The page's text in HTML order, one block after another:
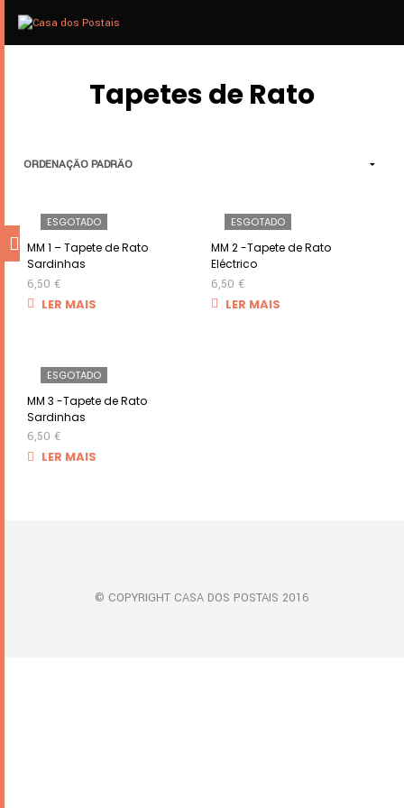
Tapetes de Rato
ESGOTADO
MM 1 – Tapete de Rato
Sardinhas
6,50 €
LER MAIS
ESGOTADO
MM 2 -Tapete de Rato
Eléctrico
6,50 €
LER MAIS
ESGOTADO
MM 3 -Tapete de Rato
Sardinhas
6,50 €
LER MAIS
© COPYRIGHT CASA DOS POSTAIS 2016